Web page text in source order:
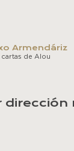
Armendáriz
cartas de Alou
dirección